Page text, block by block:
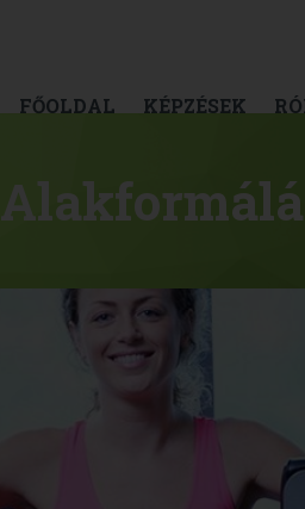
FŐOLDAL
KÉPZÉSEK